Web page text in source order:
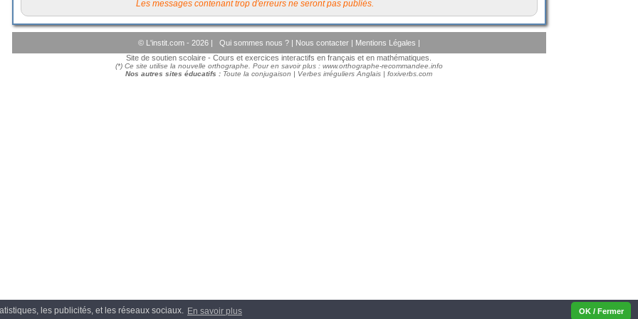
les publicités, et les réseaux sociaux. En savoir plus OK / Fermer
Les messages contenant trop d'erreurs ne seront pas publiés.
© L'instit.com - 2026 | Qui sommes nous ? Nous contacter Mentions Légales
Site de soutien scolaire - Cours et exercices interactifs en français et en mathématiques.
(*) Ce site utilise la nouvelle orthographe. Pour en savoir plus : www.orthographe-recommandee.info
Nos autres sites éducatifs : Toute la conjugaison | Verbes irréguliers Anglais | foxiverbs.com